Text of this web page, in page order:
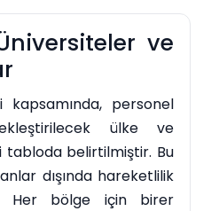
ve
kapsamında, personel
ülke ve
tabloda belirtilmiştir. Bu
dışında hareketlilik
Her bölge için birer